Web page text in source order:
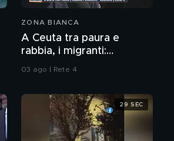
ZONA BIANCA
A Ceuta tra paura e
rabbia, i migranti:
"Sognamo l'Europa"
03 ago | Rete 4
29 SEC